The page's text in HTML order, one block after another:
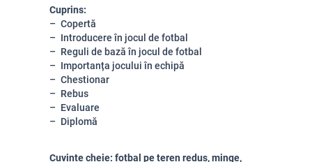
Cuprins:
Copertă
Introducere în jocul de fotbal
Reguli de bază în jocul de fotbal
Importanța jocului în echipă
Chestionar
Rebus
Evaluare
Diplomă
Cuvinte cheie: fotbal pe teren redus, minge,